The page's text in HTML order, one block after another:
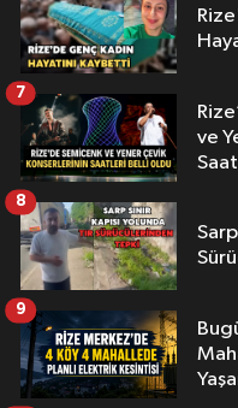
ve
7
Sarp
8
9